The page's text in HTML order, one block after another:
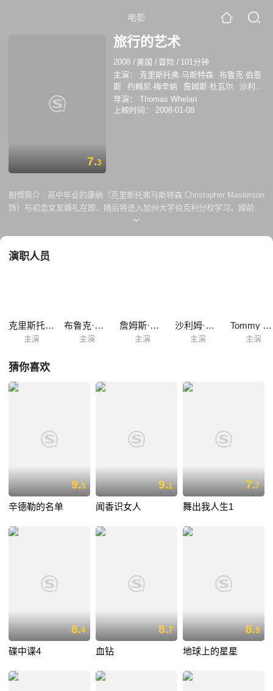
电影
7.3
旅行的艺术
2008 / 美国 / 冒险 / 101分钟
主演：
克里斯托弗·马斯特森
布鲁克·伯恩
斯
约翰尼·梅辛纳 詹姆斯·杜瓦尔
沙利姆
·奥提兹
杰克·穆克斯沃西
AngelikaLibera
Tommy Savas
导演：
Thomas Whelan
上映时间：
2008-01-08
剧情简介 : 高中毕业的康纳（克里斯托弗马斯特森 Christopher Masterson
饰）与初恋女友婚礼在即，随后将进入加州大学伯克利分校学习。婚前，
康纳发现女友与自己最好的朋友出轨，婚礼上康纳愤尔出走，远赴南美旅
弗劳恩（强尼梅斯纳 Johnny Messner 饰）夫妇，决定推迟入学，加入他
演职人员
克里斯托弗·马斯特森
主演
布鲁克·伯恩斯
主演
詹姆斯·杜瓦尔
主演
沙利姆·奥提兹
主演
Tommy Savas
主演
猜你喜欢
9.5
辛德勒的名单
9.1
闻香识女人
7.7
舞出我人生1
8.4
碟中谍4
8.7
血钻
8.9
地球上的星星